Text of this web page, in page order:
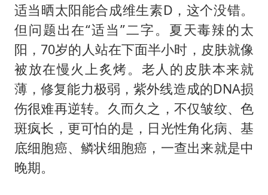
适当晒太阳能合成维生素D，这个没错。
但问题出在“适当”二字。夏天毒辣的太
阳，70岁的人站在下面半小时，皮肤就像
被放在慢火上炙烤。老人的皮肤本来就
薄，修复能力极弱，紫外线造成的DNA损
伤很难再逆转。久而久之，不仅皱纹、色
斑疯长，更可怕的是，日光性角化病、基
底细胞癌、鳞状细胞癌，一查出来就是中
晚期。